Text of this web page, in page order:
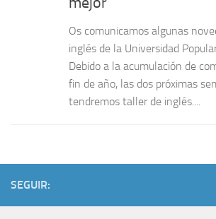
Os comunicamos algunas
inglés de la Universidad
Debido a la acumulación de
fin de año, las dos próximas
tendremos taller de inglés....
SEGUIR: